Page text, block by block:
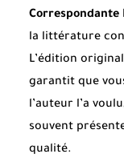
Correspondante
la littérature
L’édition
garantit que
l’auteur l’a
souvent
qualité.